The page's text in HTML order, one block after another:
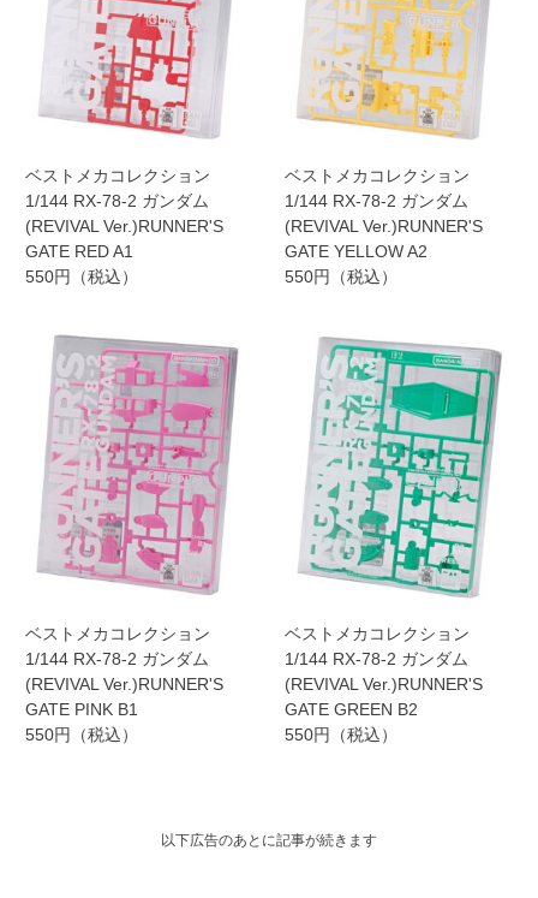
ベストメカコレクション
1/144 RX-78-2 ガンダム
(REVIVAL Ver.)RUNNER'S
GATE RED A1
550円（税込）
ベストメカコレクション
1/144 RX-78-2 ガンダム
(REVIVAL Ver.)RUNNER'S
GATE YELLOW A2
550円（税込）
ベストメカコレクション
1/144 RX-78-2 ガンダム
(REVIVAL Ver.)RUNNER'S
GATE PINK B1
550円（税込）
ベストメカコレクション
1/144 RX-78-2 ガンダム
(REVIVAL Ver.)RUNNER'S
GATE GREEN B2
550円（税込）
以下広告のあとに記事が続きます